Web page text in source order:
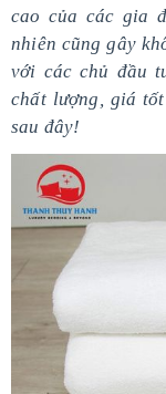
cao của các gia
nhiên cũng gây
với các chủ đầu
chất lượng, giá
sau đây!